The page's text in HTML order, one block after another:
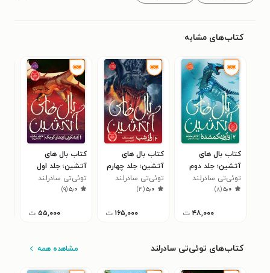
کتاب‌های مشابه
کتاب بال های
آتشین؛ جلد دوم
توئی‌تی سادرلند
۵٫۰(۸)
۴۸,۰۰۰ ت
کتاب بال های
آتشین؛ جلد چهارم
توئی‌تی سادرلند
۵٫۰(۴)
۱۶۵,۰۰۰ ت
کتاب بال های
آتشین؛ جلد اول
توئی‌تی سادرلند
۵٫۰(۹)
۵۵,۰۰۰ ت
کتاب‌های توئی‌تی سادرلند مشاهده همه